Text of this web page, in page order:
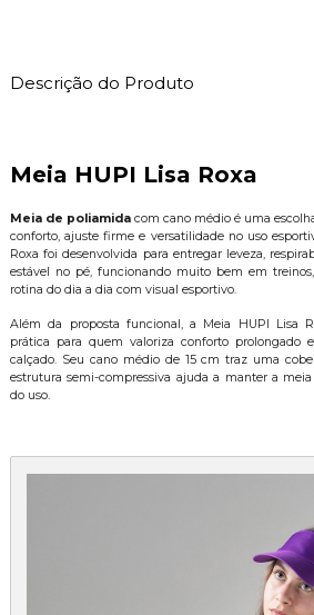
Descrição do Produto
Meia HUPI Lisa Roxa
Meia de poliamidacom cano médio é uma
conforto, ajuste firme e versatilidade no uso
Roxa foi desenvolvida para entregar leveza,
estável no pé, funcionando muito bem em
rotina do dia a dia com visual esportivo.
Além da proposta funcional, a Meia HUPI Lisa
prática para quem valoriza conforto prolongado
calçado. Seu cano médio de 15 cm traz uma
estrutura semi-compressiva ajuda a manter a
do uso.